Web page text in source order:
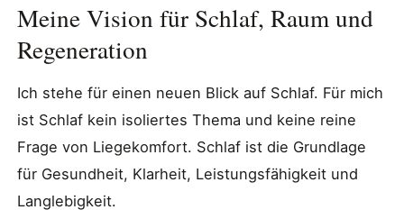
Meine Vision für Schlaf, Raum und
Regeneration
Ich stehe für einen neuen Blick auf Schlaf. Für mich
ist Schlaf kein isoliertes Thema und keine reine
Frage von Liegekomfort. Schlaf ist die Grundlage
für Gesundheit, Klarheit, Leistungsfähigkeit und
Langlebigkeit.